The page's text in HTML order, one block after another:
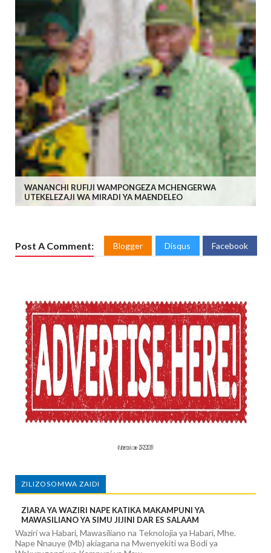
WANANCHI RUFIJI WAMPONGEZA MCHENGERWA
UTEKELEZAJI WA MIRADI YA MAENDELEO
Post A Comment: Blogger Disqus Facebook
ZILIZOSOMWA ZAIDI
ZIARA YA WAZIRI NAPE KATIKA MAKAMPUNI YA
MAWASILIANO YA SIMU JIJINI DAR ES SALAAM
Waziri wa Habari, Mawasiliano na Teknolojia ya Habari, Mhe.
Nape Nnauye (Mb) akiagana na Mwenyekiti wa Bodi ya